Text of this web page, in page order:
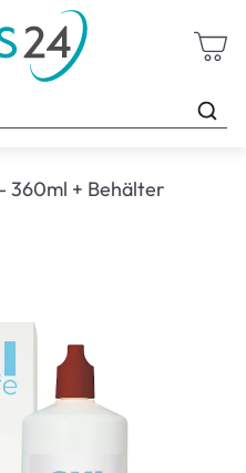
360ml + Behälter